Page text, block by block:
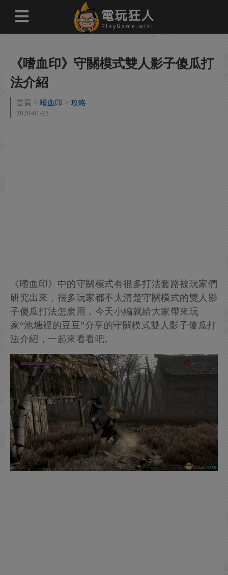
《嗜血印》守關模式雙人影子傻瓜打
法介紹
首頁 嗜血印 攻略
2020-01-22
《嗜血印》中的守關模式有很多打法套路被玩家們
研究出來，很多玩家都不太清楚守關模式的雙人影
子傻瓜打法怎麽用，今天小編就給大家帶來玩
家“池塘裡的豆豆”分享的守關模式雙人影子傻瓜打
法介紹，一起來看看吧。